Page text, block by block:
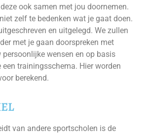
ook samen met jou doornemen.
zelf te bedenken wat je gaat doen.
en uitgelegd. We zullen
met je gaan doorspreken met
wensen en op basis
trainingsschema. Hier worden
berekend.
van andere sportscholen is de